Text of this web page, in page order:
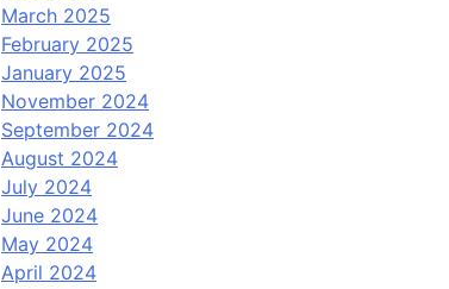
March 2025
February 2025
January 2025
November 2024
September 2024
August 2024
July 2024
June 2024
May 2024
April 2024